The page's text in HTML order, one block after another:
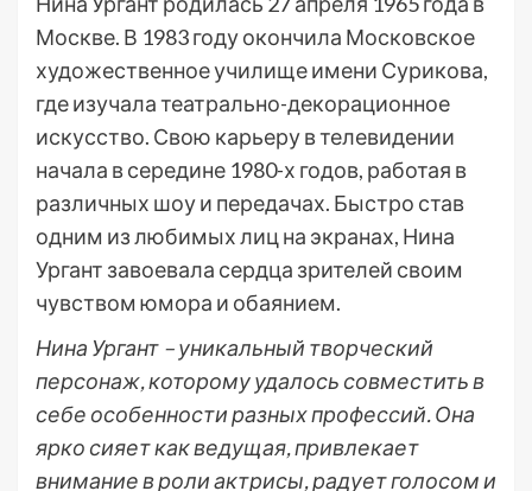
Москве. В 1983 году окончила Московское
художественное училище имени Сурикова,
где изучала театрально-декорационное
искусство. Свою карьеру в телевидении
начала в середине 1980-х годов, работая в
различных шоу и передачах. Быстро став
одним из любимых лиц на экранах, Нина
Ургант завоевала сердца зрителей своим
чувством юмора и обаянием.
Нина Ургант – уникальный творческий
персонаж, которому удалось совместить в
себе особенности разных профессий. Она
ярко сияет как ведущая, привлекает
внимание в роли актрисы, радует голосом и